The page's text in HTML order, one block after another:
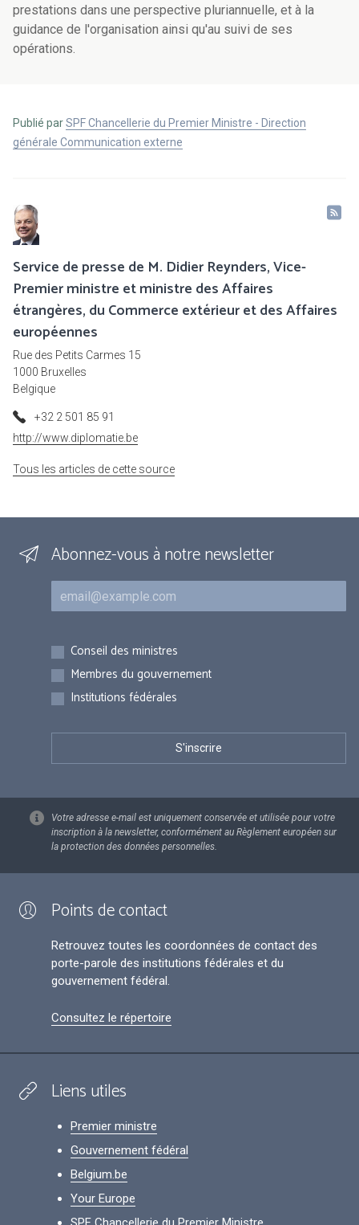
prestations dans une perspective pluriannuelle, et à la
guidance de l'organisation ainsi qu'au suivi de ses
opérations.
Publié parSPF Chancellerie du Premier Ministre - Direction
générale Communication externe
Service de presse de M. Didier Reynders, Vice-
Premier ministre et ministre des Affaires
étrangères, du Commerce extérieur et des Affaires
européennes
Rue des Petits Carmes 15
1000 Bruxelles
Belgique
+32 2 501 85 91
http://www.diplomatie.be
Tous les articles de cette source
Abonnez-vous à notre newsletter
Courriel
Inscriptions
Conseil des ministres
Membres du gouvernement
Institutions fédérales
Votre adresse e-mail est uniquement conservée et utilisée pour votre
inscription à la newsletter, conformément au Règlement européen sur
la protection des données personnelles.
Points de contact
Retrouvez toutes les coordonnées de contact des
porte-parole des institutions fédérales et du
gouvernement fédéral.
Consultez le répertoire
Liens utiles
Premier ministre
Gouvernement fédéral
Belgium.be
Your Europe